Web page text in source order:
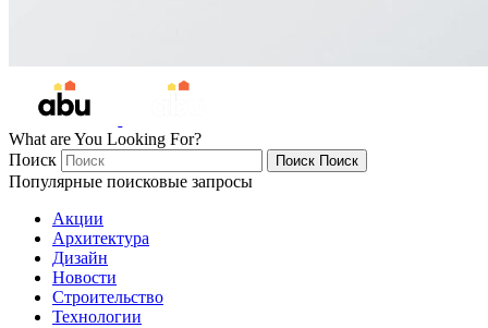
What are You Looking For?
Поиск
Поиск Поиск
Популярные поисковые запросы
Акции
Архитектура
Дизайн
Новости
Строительство
Технологии